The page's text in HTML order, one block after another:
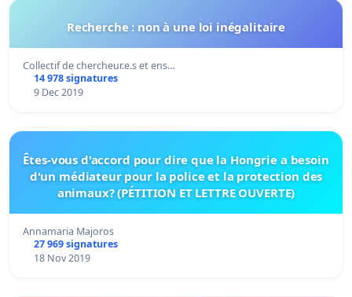
Recherche : non à une loi inégalitaire
Collectif de chercheur.e.s et ens…
14 978 signatures
9 Dec 2019
Êtes-vous d'accord pour dire que la Hongrie a besoin
d'un médiateur pour la police et la protection des
animaux? (PÉTITION ET LETTRE OUVERTE)
Annamaria Majoros
27 969 signatures
18 Nov 2019